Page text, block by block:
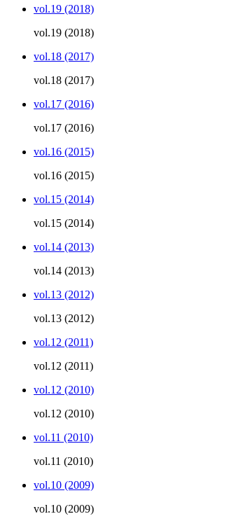
vol.19 (2018)
vol.19 (2018)
vol.18 (2017)
vol.18 (2017)
vol.17 (2016)
vol.17 (2016)
vol.16 (2015)
vol.16 (2015)
vol.15 (2014)
vol.15 (2014)
vol.14 (2013)
vol.14 (2013)
vol.13 (2012)
vol.13 (2012)
vol.12 (2011)
vol.12 (2011)
vol.12 (2010)
vol.12 (2010)
vol.11 (2010)
vol.11 (2010)
vol.10 (2009)
vol.10 (2009)